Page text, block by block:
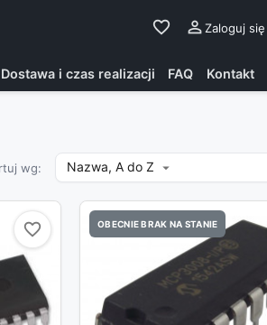
favorite_border Zaloguj się
Dostawa i czas realizacji FAQ Kontakt
wg: Nazwa, A do Z 
favorite_border
favorite_border OBECNIE BRAK NA STANIE